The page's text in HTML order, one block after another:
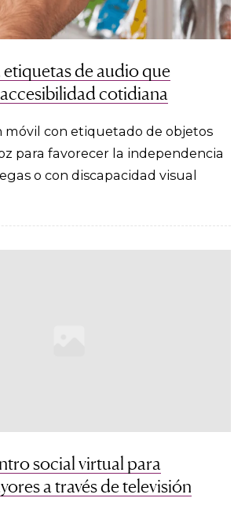
etiquetas de audio que
cotidiana
móvil con etiquetado de objetos
para favorecer la independencia
o con discapacidad visual
social virtual para
a través de televisión